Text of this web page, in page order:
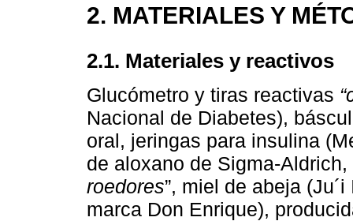
2. MATERIALES Y
2.1. Materiales y reactivos
Glucómetro y tiras reactivas
Nacional de Diabetes),
oral, jeringas para insulina
de aloxano de Sigma-
roedores”, miel de abeja
marca Don Enrique),